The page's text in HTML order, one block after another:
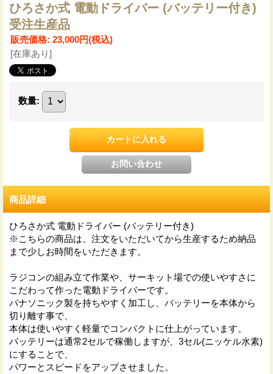
ひろさか式 電動ドライバー (バッテリー付き)
受注生産品
販売価格: 23,000円(税込)
[在庫あり]
数量:
商品詳細
ひろさか式 電動ドライバー (バッテリー付き)
※こちらの商品は、注文をいただいてから生産するため納品
まで少しお時間をいただきます。
ラジコンの組み立て作業や、サーキット場での使いやすさに
こだわって作った電動ドライバーです。
パナソニック製を持ちやすく加工し、バッテリーを本体から
切り離す事で、
本体は使いやすく軽量でコンパクトに仕上がっています。
バッテリーは通常2セルで稼働しますが、3セル(ニッケル水素)
にすることで、
パワーとスピードをアップさせました。